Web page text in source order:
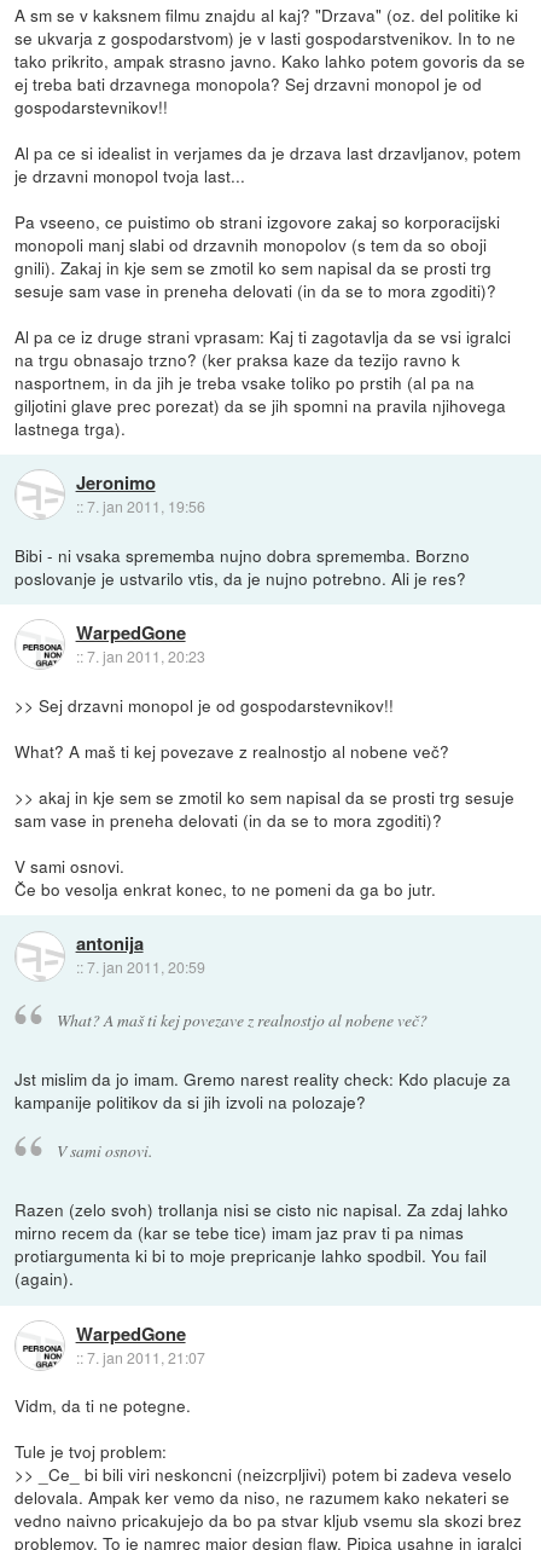
A sm se v kaksnem filmu znajdu al kaj? "Drzava" (oz. del politike ki
se ukvarja z gospodarstvom) je v lasti gospodarstvenikov. In to ne
tako prikrito, ampak strasno javno. Kako lahko potem govoris da se
ej treba bati drzavnega monopola? Sej drzavni monopol je od
gospodarstevnikov!!
Al pa ce si idealist in verjames da je drzava last drzavljanov, potem
je drzavni monopol tvoja last...
Pa vseeno, ce puistimo ob strani izgovore zakaj so korporacijski
monopoli manj slabi od drzavnih monopolov (s tem da so oboji
gnili). Zakaj in kje sem se zmotil ko sem napisal da se prosti trg
sesuje sam vase in preneha delovati (in da se to mora zgoditi)?
Al pa ce iz druge strani vprasam: Kaj ti zagotavlja da se vsi igralci
na trgu obnasajo trzno? (ker praksa kaze da tezijo ravno k
nasportnem, in da jih je treba vsake toliko po prstih (al pa na
giljotini glave prec porezat) da se jih spomni na pravila njihovega
lastnega trga).
Jeronimo
::7. jan 2011, 19:56
Bibi - ni vsaka sprememba nujno dobra sprememba. Borzno
poslovanje je ustvarilo vtis, da je nujno potrebno. Ali je res?
WarpedGone
::7. jan 2011, 20:23
>> Sej drzavni monopol je od gospodarstevnikov!!
What? A maš ti kej povezave z realnostjo al nobene več?
>> akaj in kje sem se zmotil ko sem napisal da se prosti trg sesuje
sam vase in preneha delovati (in da se to mora zgoditi)?
V sami osnovi.
Če bo vesolja enkrat konec, to ne pomeni da ga bo jutr.
antonija
::7. jan 2011, 20:59
What? A maš ti kej povezave z realnostjo al nobene več?
Jst mislim da jo imam. Gremo narest reality check: Kdo placuje za
kampanije politikov da si jih izvoli na polozaje?
V sami osnovi.
Razen (zelo svoh) trollanja nisi se cisto nic napisal. Za zdaj lahko
mirno recem da (kar se tebe tice) imam jaz prav ti pa nimas
protiargumenta ki bi to moje prepricanje lahko spodbil. You fail
(again).
WarpedGone
::7. jan 2011, 21:07
Vidm, da ti ne potegne.
Tule je tvoj problem:
>> _Ce_ bi bili viri neskoncni (neizcrpljivi) potem bi zadeva veselo
delovala. Ampak ker vemo da niso, ne razumem kako nekateri se
vedno naivno pricakujejo da bo pa stvar kljub vsemu sla skozi brez
problemov. To je namrec major design flaw. Pipica usahne in igralci